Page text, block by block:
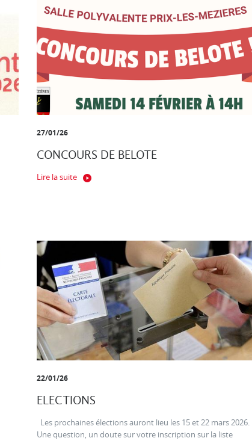
27/01/26
CONCOURS DE BELOTE
Lire la suite
22/01/26
ELECTIONS
Les prochaines élections auront lieu les 15 et 22 mars 2026.
Une question, un doute sur votre inscription sur la liste